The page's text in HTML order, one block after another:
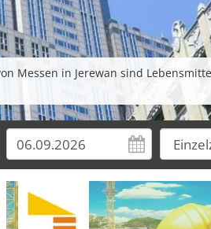
Messen in Jerewan sind